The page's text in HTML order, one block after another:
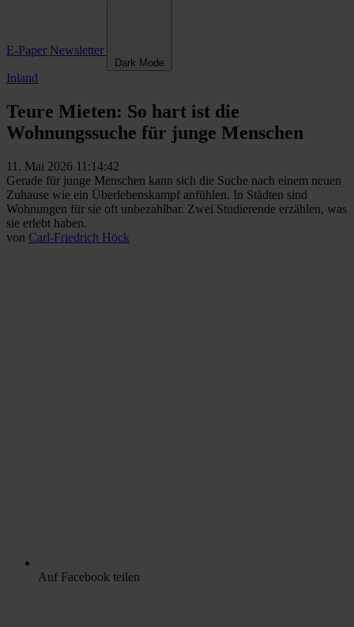
E-Paper Newsletter
Dark Mode
Inland
Teure Mieten: So hart ist die
Wohnungssuche für junge Menschen
11. Mai 2026 11:14:42
Gerade für junge Menschen kann sich die Suche nach einem neuen
Zuhause wie ein Überlebenskampf anfühlen. In Städten sind
Wohnungen für sie oft unbezahlbar. Zwei Studierende erzählen, was
sie erlebt haben.
von Carl-Friedrich Höck
Auf Facebook teilen